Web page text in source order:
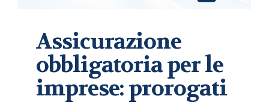
Assicurazione
obbligatoria per le
imprese: prorogati